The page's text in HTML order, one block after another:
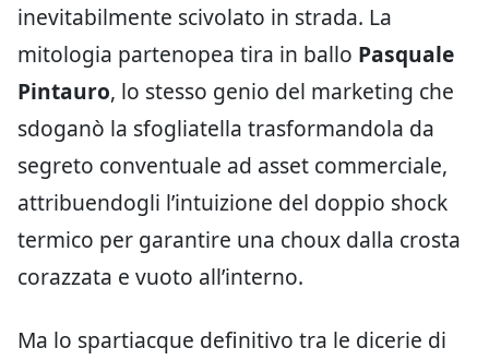
inevitabilmente scivolato in strada. La
mitologia partenopea tira in ballo Pasquale
Pintauro, lo stesso genio del marketing che
sdoganò la sfogliatella trasformandola da
segreto conventuale ad asset commerciale,
attribuendogli l’intuizione del doppio shock
termico per garantire una choux dalla crosta
corazzata e vuoto all’interno.
Ma lo spartiacque definitivo tra le dicerie di